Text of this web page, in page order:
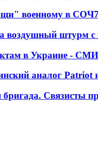
военному в СОЧ
воздушный штурм с
в Украине - СМИ
аналог Patriot
бригада. Связисты